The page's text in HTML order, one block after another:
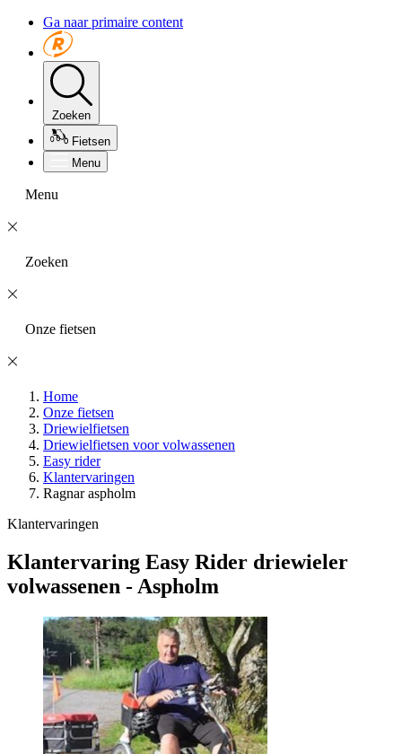
Ga naar primaire content
Zoeken
Fietsen
Menu
Menu
Zoeken
Onze fietsen
Home
Onze fietsen
Driewielfietsen
Driewielfietsen voor volwassenen
Easy rider
Klantervaringen
Ragnar aspholm
Klantervaringen
Klantervaring Easy Rider driewieler
volwassenen - Aspholm